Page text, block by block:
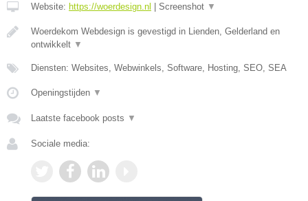
Website: https://woerdesign.nl Screenshot ▼
Woerdekom Webdesign is gevestigd in Lienden, Gelderland en
ontwikkelt ▼
Diensten: Websites, Webwinkels, Software, Hosting, SEO, SEA
Openingstijden ▼
Laatste facebook posts ▼
Sociale media: